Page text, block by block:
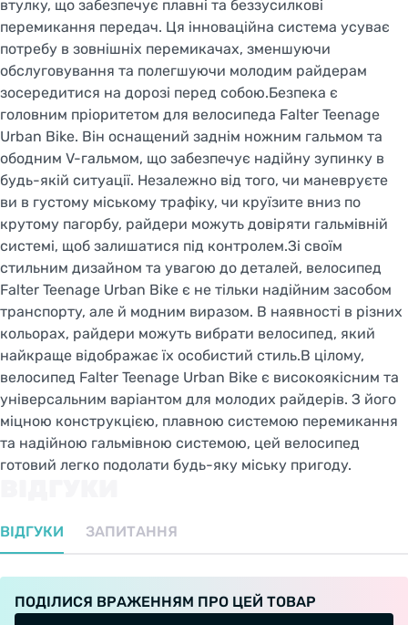
втулку, що забезпечує плавні та беззусилкові
перемикання передач. Ця інноваційна система усуває
потребу в зовнішніх перемикачах, зменшуючи
обслуговування та полегшуючи молодим райдерам
зосередитися на дорозі перед собою.Безпека є
головним пріоритетом для велосипеда Falter Teenage
Urban Bike. Він оснащений заднім ножним гальмом та
ободним V-гальмом, що забезпечує надійну зупинку в
будь-якій ситуації. Незалежно від того, чи маневруєте
ви в густому міському трафіку, чи круїзите вниз по
крутому пагорбу, райдери можуть довіряти гальмівній
системі, щоб залишатися під контролем.Зі своїм
стильним дизайном та увагою до деталей, велосипед
Falter Teenage Urban Bike є не тільки надійним засобом
транспорту, але й модним виразом. В наявності в різних
кольорах, райдери можуть вибрати велосипед, який
найкраще відображає їх особистий стиль.В цілому,
велосипед Falter Teenage Urban Bike є високоякісним та
універсальним варіантом для молодих райдерів. З його
міцною конструкцією, плавною системою перемикання
та надійною гальмівною системою, цей велосипед
готовий легко подолати будь-яку міську пригоду.
ВІДГУКИ ЗАПИТАННЯ
ПОДІЛИСЯ ВРАЖЕННЯМ ПРО ЦЕЙ ТОВАР